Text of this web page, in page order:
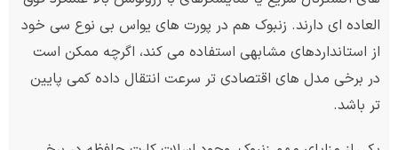
العاده ای دارند. زنبوک هم در پورت های یواس بی نوع سی خود
از استانداردهای مشابهی استفاده می کند، اگرچه ممکن است
در برخی مدل های اقتصادی تر سرعت انتقال داده کمی پایین
تر باشد.